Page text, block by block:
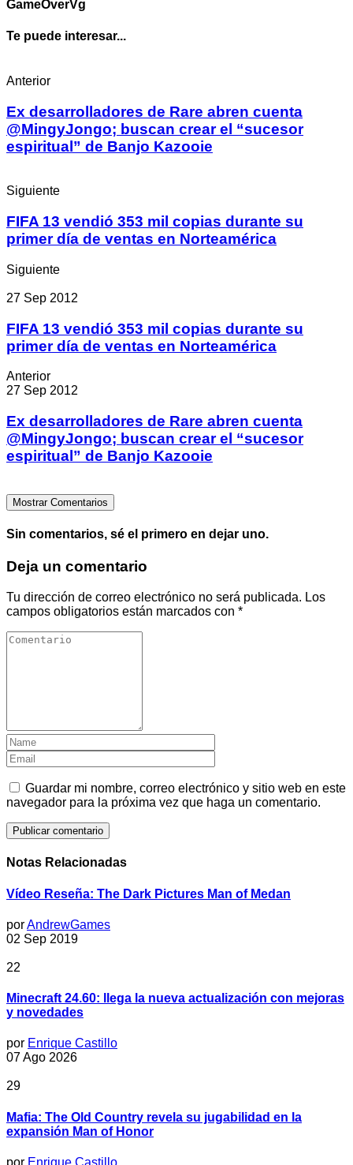
GameOverVg
Te puede interesar...
Anterior
Ex desarrolladores de Rare abren cuenta
@MingyJongo; buscan crear el “sucesor
espiritual” de Banjo Kazooie
Siguiente
FIFA 13 vendió 353 mil copias durante su
primer día de ventas en Norteamérica
Siguiente
27 Sep 2012
FIFA 13 vendió 353 mil copias durante su
primer día de ventas en Norteamérica
Anterior
27 Sep 2012
Ex desarrolladores de Rare abren cuenta
@MingyJongo; buscan crear el “sucesor
espiritual” de Banjo Kazooie
Mostrar Comentarios
Sin comentarios, sé el primero en dejar uno.
Deja un comentario
Tu dirección de correo electrónico no será publicada. Los
campos obligatorios están marcados con *
Guardar mi nombre, correo electrónico y sitio web en este
navegador para la próxima vez que haga un comentario.
Notas Relacionadas
Vídeo Reseña: The Dark Pictures Man of Medan
porAndrewGames
02 Sep 2019
22
Minecraft 24.60: llega la nueva actualización con mejoras
y novedades
por Enrique Castillo
07 Ago 2026
29
Mafia: The Old Country revela su jugabilidad en la
expansión Man of Honor
por Enrique Castillo